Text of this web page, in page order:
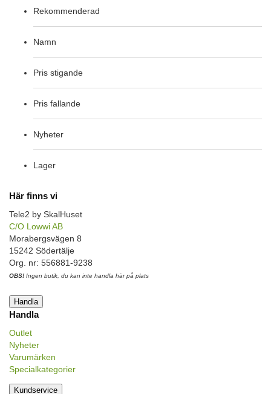
Rekommenderad
Namn
Pris stigande
Pris fallande
Nyheter
Lager
Här finns vi
Tele2 by SkalHuset
C/O Lowwi AB
Morabergsvägen 8
15242 Södertälje
Org. nr: 556881-9238
OBS! Ingen butik, du kan inte handla här på plats
Handla
Handla
Outlet
Nyheter
Varumärken
Specialkategorier
Kundservice